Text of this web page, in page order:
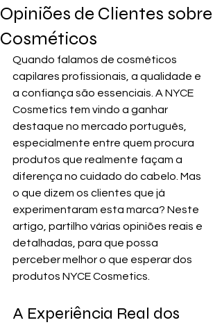
Opiniões de Clientes sobre
Cosméticos
Quando falamos de cosméticos
capilares profissionais, a qualidade e
a confiança são essenciais. A NYCE
Cosmetics tem vindo a ganhar
destaque no mercado português,
especialmente entre quem procura
produtos que realmente façam a
diferença no cuidado do cabelo. Mas
o que dizem os clientes que já
experimentaram esta marca? Neste
artigo, partilho várias opiniões reais e
detalhadas, para que possa
perceber melhor o que esperar dos
produtos NYCE Cosmetics.
A Experiência Real dos